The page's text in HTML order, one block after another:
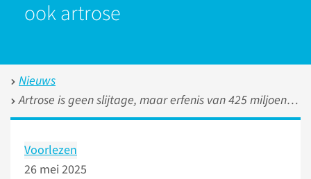
ook artrose
Nieuws
Artrose is geen slijtage, maar erfenis van 425 miljoen jaar evolutie
Voorlezen
26 mei 2025